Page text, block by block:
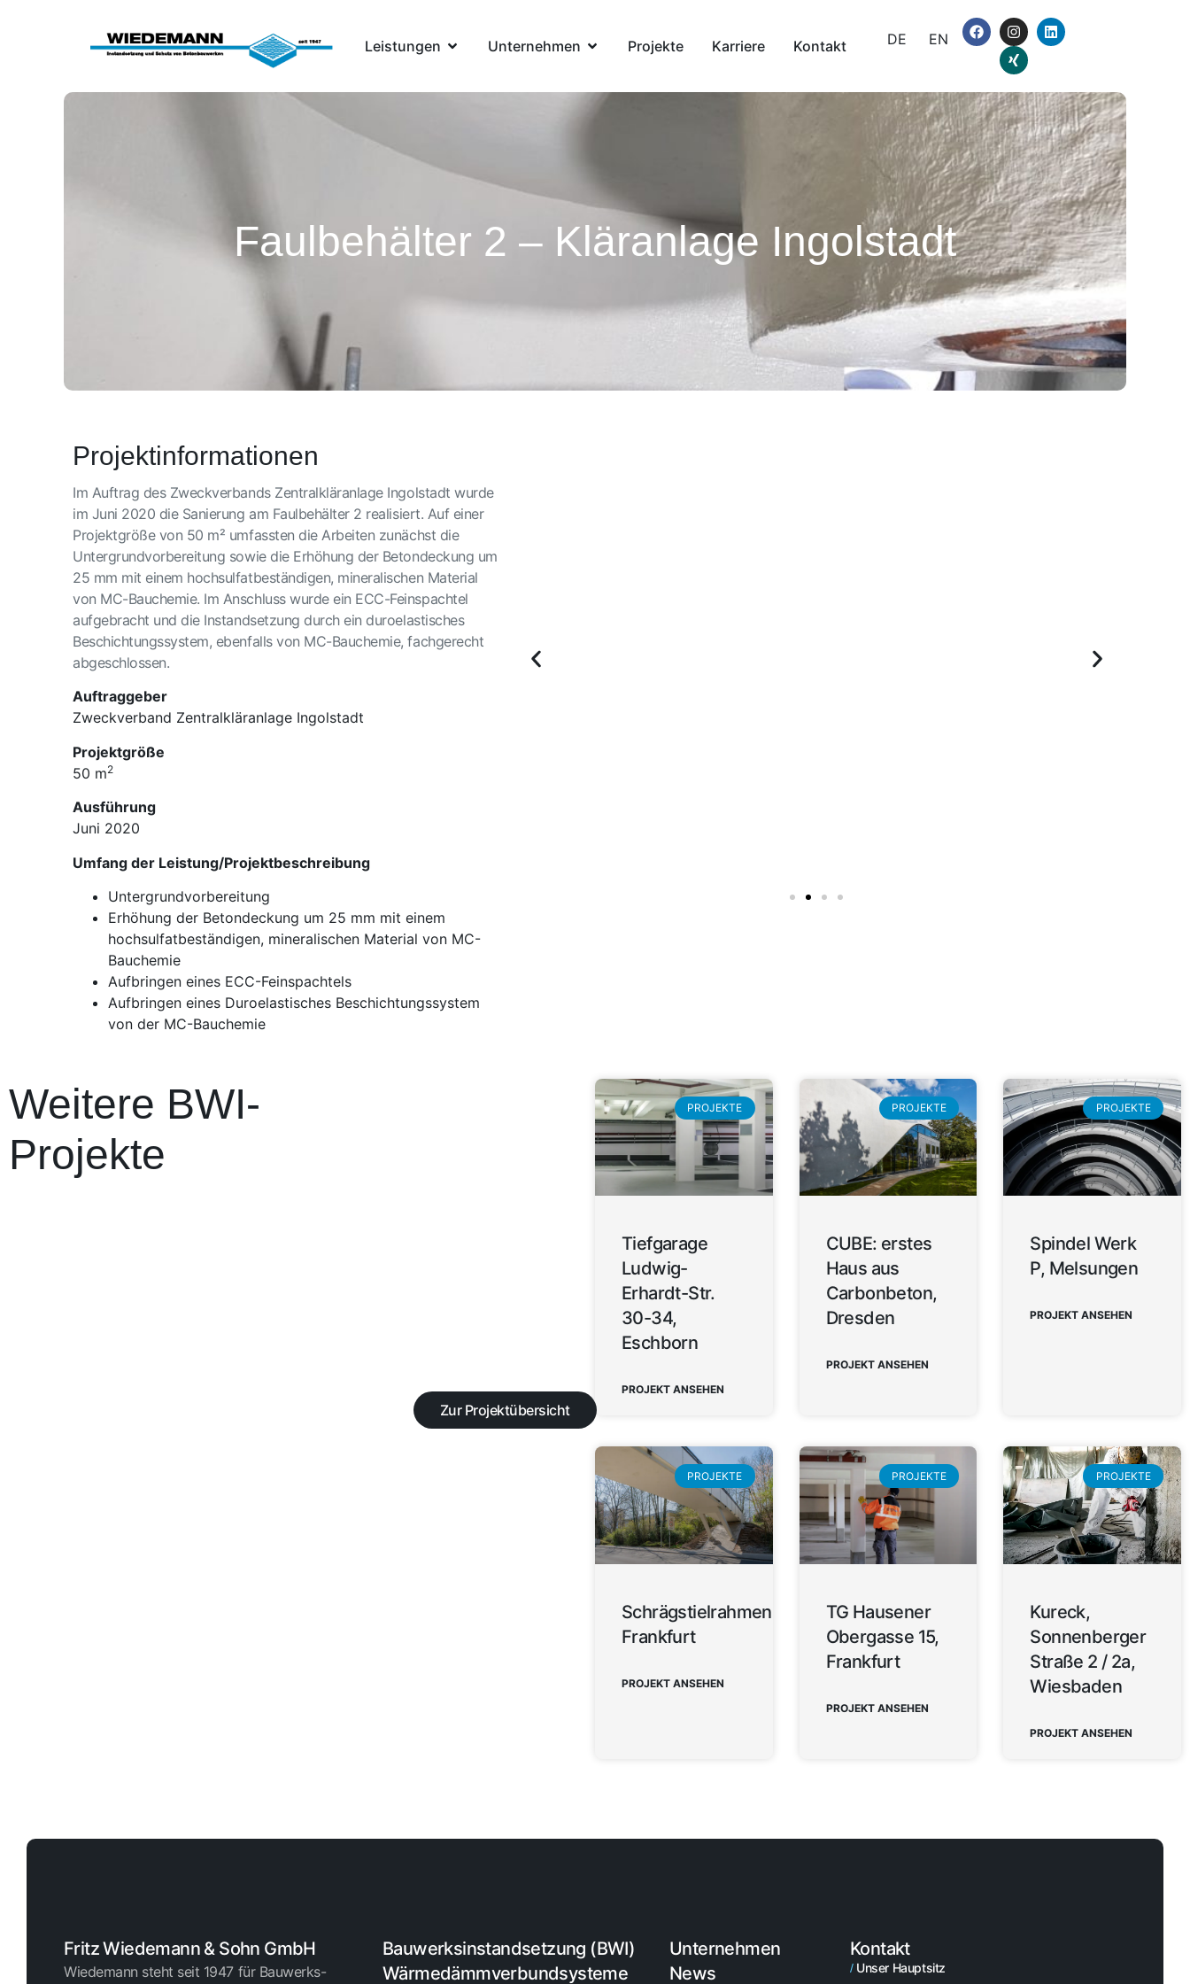
Leistungen Unternehmen Projekte Karriere Kontakt DE EN
Faulbehälter 2 – Kläranlage Ingolstadt
Projektinformationen
Im Auftrag des Zweckverbands Zentralkläranlage Ingolstadt wurde
im Juni 2020 die Sanierung am Faulbehälter 2 realisiert. Auf einer
Projektgröße von 50 m² umfassten die Arbeiten zunächst die
Untergrundvorbereitung sowie die Erhöhung der Betondeckung um
25 mm mit einem hochsulfatbeständigen, mineralischen Material
von MC-Bauchemie. Im Anschluss wurde ein ECC-Feinspachtel
aufgebracht und die Instandsetzung durch ein duroelastisches
Beschichtungssystem, ebenfalls von MC-Bauchemie, fachgerecht
abgeschlossen.
Auftraggeber
Zweckverband Zentralkläranlage Ingolstadt
Projektgröße
50 m2
Ausführung
Juni 2020
Umfang der Leistung/Projektbeschreibung
Untergrundvorbereitung
Erhöhung der Betondeckung um 25 mm mit einem
hochsulfatbeständigen, mineralischen Material von MC-
Bauchemie
Aufbringen eines ECC-Feinspachtels
Aufbringen eines Duroelastisches Beschichtungssystem
von der MC-Bauchemie
Weitere BWI-
Projekte
Zur Projektübersicht
PROJEKTE
Tiefgarage
Ludwig-
Erhardt-Str.
30-34,
Eschborn
PROJEKT ANSEHEN
PROJEKTE
CUBE: erstes
Haus aus
Carbonbeton,
Dresden
PROJEKT ANSEHEN
PROJEKTE
Spindel Werk
P, Melsungen
PROJEKT ANSEHEN
PROJEKTE
Schrägstielrahmenbrücken,
Frankfurt
PROJEKT ANSEHEN
PROJEKTE
TG Hausener
Obergasse 15,
Frankfurt
PROJEKT ANSEHEN
PROJEKTE
Kureck,
Sonnenberger
Straße 2 / 2a,
Wiesbaden
PROJEKT ANSEHEN
Fritz Wiedemann & Sohn GmbH
Wiedemann steht seit 1947 für Bauwerks-
Bauwerksinstandsetzung (BWI)
Wärmedämmverbundsysteme
Unternehmen
News
Kontakt
/Unser Hauptsitz